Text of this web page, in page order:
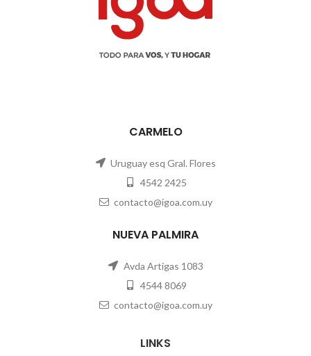
CARMELO
Uruguay esq Gral. Flores
4542 2425
contacto@igoa.com.uy
NUEVA PALMIRA
Avda Artigas 1083
4544 8069
contacto@igoa.com.uy
LINKS